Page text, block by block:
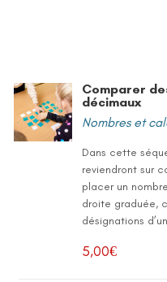
Comparer
décimaux
Nombres et
Dans cette
reviendront sur
placer un
droite graduée,
désignations
5,00€